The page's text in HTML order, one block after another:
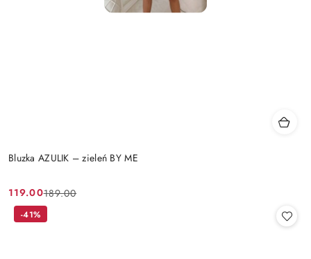
Bluzka AZULIK – zieleń BY ME
Cena
promocyjna:
119.00
Cena
przed
189.00
-41%